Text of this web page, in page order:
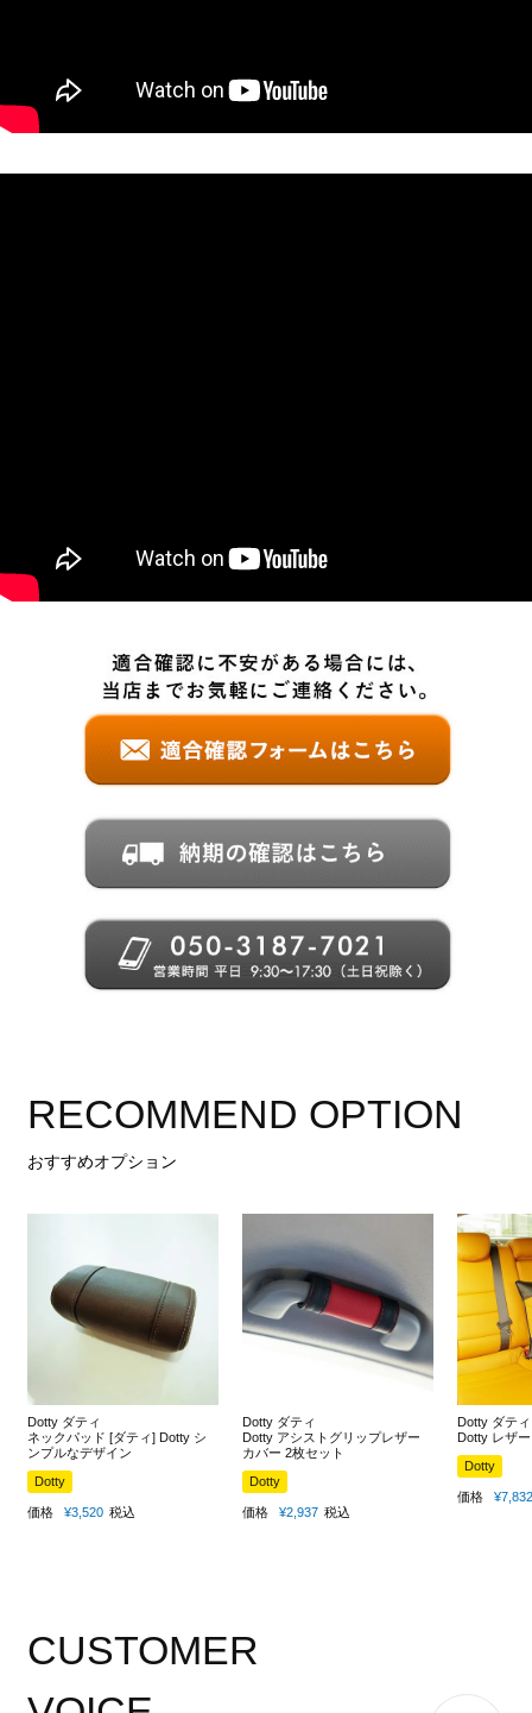
RECOMMEND OPTION
おすすめオプション
Dotty ダティ
ネックパッド [ダティ] Dotty シ
ンプルなデザイン
Dotty
価格 ¥3,520 税込
Dotty ダティ
Dotty アシストグリップレザー
カバー 2枚セット
Dotty
価格 ¥2,937 税込
Dotty ダティ
Dotty レザ
Dotty
価格 ¥7,832
CUSTOMER